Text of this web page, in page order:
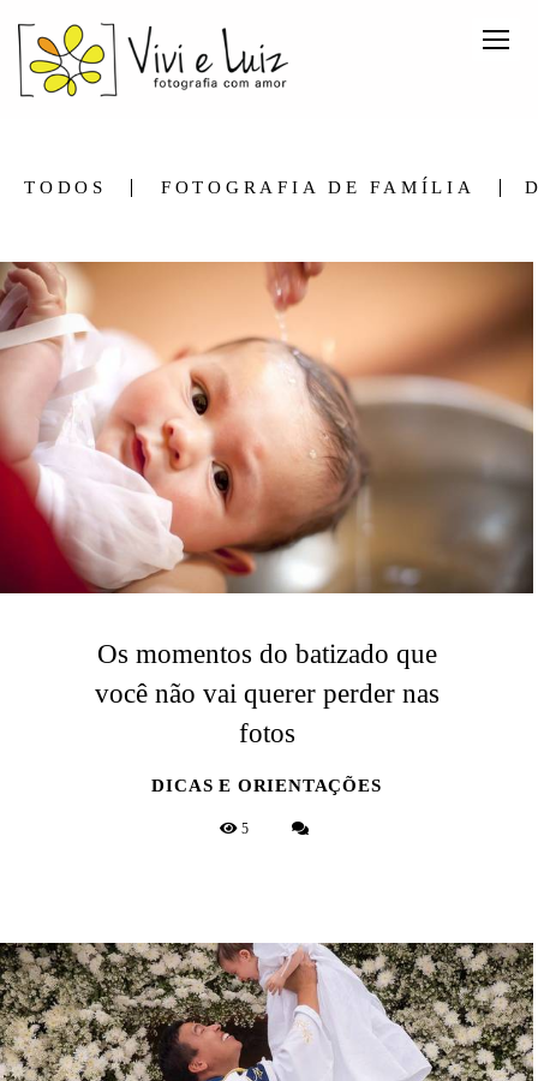
TODOS FOTOGRAFIA DE FAMÍLIA
Os momentos do batizado que
você não vai querer perder nas
fotos
DICAS E ORIENTAÇÕES
5